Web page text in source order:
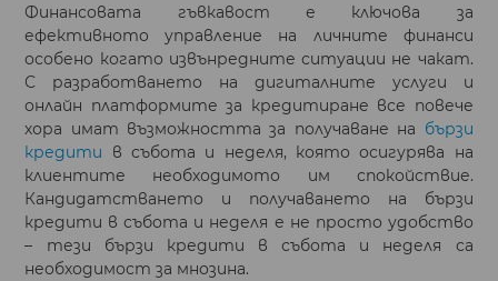
Финансовата гъвкавост е ключова за
ефективното управление на личните финанси
особено когато извънредните ситуации не чакат.
С разработването на дигиталните услуги и
онлайн платформите за кредитиране все повече
хора имат възможността за получаване на бързи
кредити в събота и неделя, която осигурява на
клиентите необходимото им спокойствие.
Кандидатстването и получаването на бързи
кредити в събота и неделя е не просто удобство
– тези бързи кредити в събота и неделя са
необходимост за мнозина.